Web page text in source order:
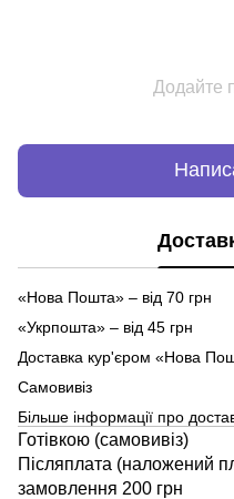
Додайте
«Нова Пошта» – від 70 грн
«Укрпошта» – від 45 грн
Доставка кур'єром «Нова
Самовивіз
Більше інформації про
Готівкою (самовивіз)
Післяплата (наложений
замовлення 200 грн